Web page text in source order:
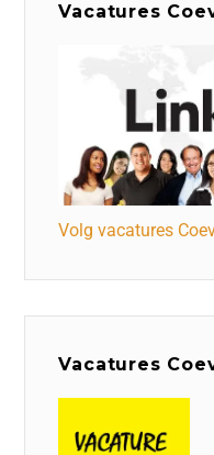
Vacatures
Volg vacatures
Vacatures